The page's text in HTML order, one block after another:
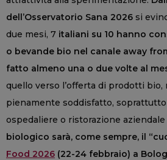
dell’Osservatorio Sana 2026 si
due mesi, 7 italiani su 10 hanno
o bevande bio nel canale away
fatto almeno una o due volte al
quello verso l’offerta di prodotti bio,
pienamente soddisfatto, soprattutto
ospedaliere o ristorazione aziendale
biologico sarà, come sempre, il
Food 2026 (22-24 febbraio) a